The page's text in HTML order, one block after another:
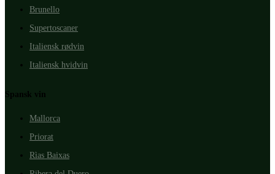
Brunello
Supertoscaner
Italiensk rødvin
Italiensk hvidvin
Spansk vin
Mallorca
Priorat
Rìas Baixas